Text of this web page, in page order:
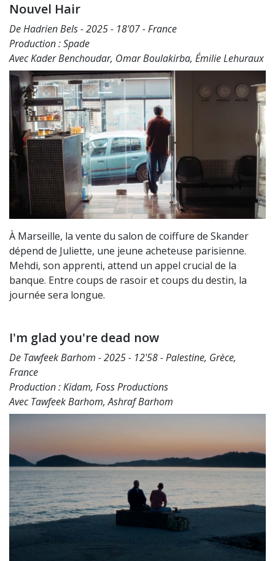
Nouvel Hair
De Hadrien Bels - 2025 - 18'07 - France
Production : Spade
Avec Kader Benchoudar, Omar Boulakirba, Émilie Lehuraux
À Marseille, la vente du salon de coiffure de Skander
dépend de Juliette, une jeune acheteuse parisienne.
Mehdi, son apprenti, attend un appel crucial de la
banque. Entre coups de rasoir et coups du destin, la
journée sera longue.
I'm glad you're dead now
De Tawfeek Barhom - 2025 - 12'58 - Palestine, Grèce,
France
Production : Kidam, Foss Productions
Avec Tawfeek Barhom, Ashraf Barhom